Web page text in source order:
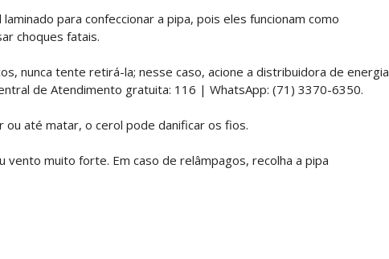
para confeccionar a pipa, pois eles funcionam como
choques fatais.
nunca tente retirá-la; nesse caso, acione a distribuidora de energia
de Atendimento gratuita: 116 | WhatsApp: (71) 3370-6350.
ou até matar, o cerol pode danificar os fios.
vento muito forte. Em caso de relâmpagos, recolha a pipa